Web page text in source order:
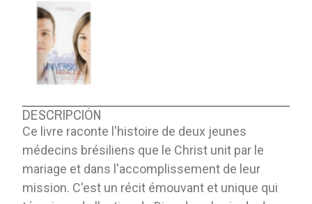
DESCRIPCIÓN
Ce livre raconte l'histoire de deux jeunes
médecins brésiliens que le Christ unit par le
mariage et dans l'accomplissement de leur
mission. C'est un récit émouvant et unique qui